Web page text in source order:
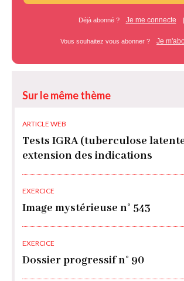
Déjà abonné ? Je me connecte |
Vous souhaitez vous abonner ? Je
Sur le même thème
ARTICLE WEB
Tests IGRA (tuberculose
extension des indications
EXERCICE
Image mystérieuse n° 543
EXERCICE
Dossier progressif n° 90